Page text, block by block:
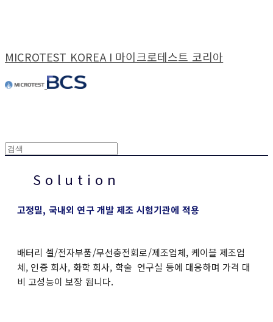
MICROTEST KOREA I 마이크로테스트 코리아
S o l u t i o n
고정밀, 국내외 연구 개발 제조 시험기관에 적용
배터리 셀/전자부품/무선충전회로/제조업체, 케이블 제조업
체, 인증 회사, 화학 회사, 학술 연구실 등에 대응하며 가격 대
비 고성능이 보장 됩니다.